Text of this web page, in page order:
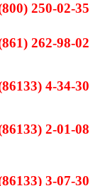
250-02-35
262-98-02
4-34-30
2-01-08
3-07-30